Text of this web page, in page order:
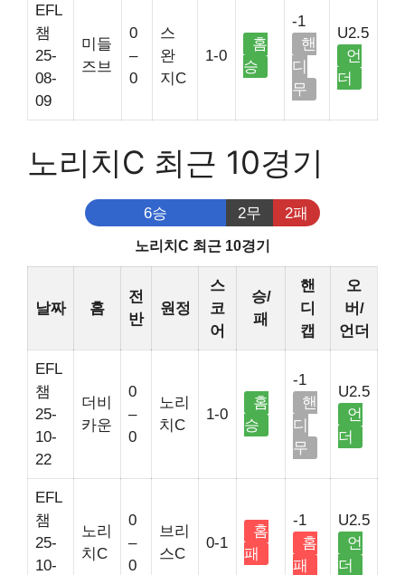
EFL
챔
25-
08-
09
미들
즈브
0
–
0
스
완
지C
1-0
홈
승
-1
핸
디
무
U2.5
언
더
노리치C 최근 10경기
6승 2무 2패
노리치C 최근 10경기
날짜 홈
전
반
원정
스
코
어
승/
패
핸
디
캡
오
버/
언더
EFL
챔
25-
10-
22
더비
카운
0
–
0
노리
치C
1-0
홈
승
-1
핸
디
무
U2.5
언
더
EFL
챔
25-
10-
노리
치C
0
–
0
브리
스C
0-1
홈
패
-1
홈
패
U2.5
언
더